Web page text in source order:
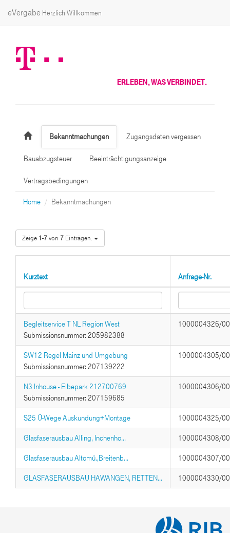
eVergabe Herzlich Willkommen
ERLEBEN, WAS VERBINDET.
Bekanntmachungen Zugangsdaten vergessen
Bauabzugsteuer Beeinträchtigungsanzeige
Vertragsbedingungen
Home Bekanntmachungen
Zeige 1-7von 7 Einträgen.
Kurztext Anfrage-Nr.
Begleitservice T NL Region West
Submissionsnummer: 205982388
1000004326/
SW12 Regel Mainz und Umgebung
Submissionsnummer: 207139222
1000004305/
N3 Inhouse - Elbepark 212700769
Submissionsnummer: 207159685
1000004306/
S25 Ü-Wege Auskundung+Montage 1000004325/
Glasfaserausbau Alling, Inchenho... 1000004308/
Glasfaserausbau Altomü.,Breitenb... 1000004307/
GLASFASERAUSBAU HAWANGEN, RETTEN... 1000004330/